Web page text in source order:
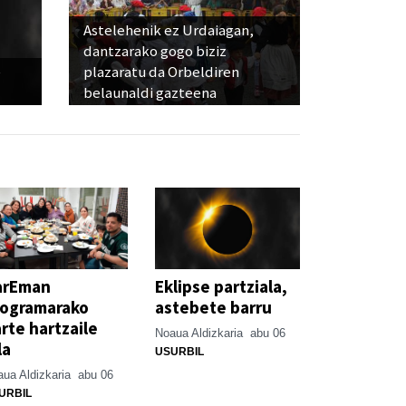
Astelehenik ez Urdaiagan,
dantzarako gogo biziz
plazaratu da Orbeldiren
belaunaldi gazteena
hartzaile
Aldizkaria abu 06
Eklipse partziala,
astebete barru
Noaua Aldizkaria abu 06
USURBIL